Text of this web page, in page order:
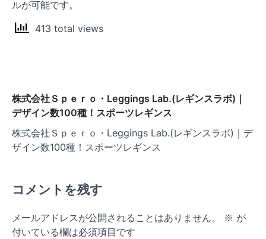
ルが可能です。
413 total views
株式会社Ｓｐｅｒｏ・Leggings Lab.(レギンスラボ)｜
デザイン数100種！スポーツレギンス
株式会社Ｓｐｅｒｏ・Leggings Lab.(レギンスラボ)｜デ
ザイン数100種！スポーツレギンス
コメントを残す
メールアドレスが公開されることはありません。 ※ が
付いている欄は必須項目です